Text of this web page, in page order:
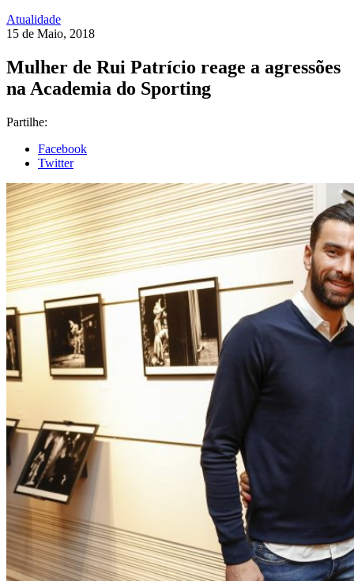
Atualidade
15 de Maio, 2018
Mulher de Rui Patrício reage a agressões
na Academia do Sporting
Partilhe:
Facebook
Twitter